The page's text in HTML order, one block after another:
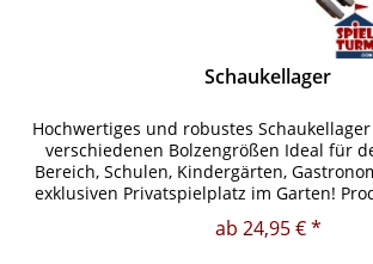
Schaukellager
Hochwertiges und robustes
verschiedenen Bolzengrößen Ideal für
Bereich, Schulen, Kindergärten,
exklusiven Privatspielplatz im Garten!
ab 24,95 € *